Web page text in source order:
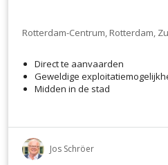
Rotterdam-Centrum, Rotterdam,
Direct te aanvaarden
Geweldige
Midden in de stad
Jos Schröer